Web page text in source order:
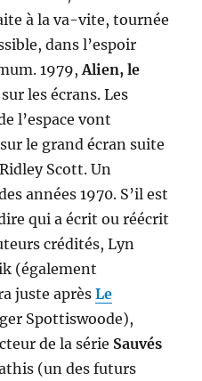
à la va-vite, tournée
dans l’espoir
1979,Alien, le
les écrans. Les
l’espace vont
le grand écran suite
Scott. Un
années 1970. S’il est
qui a écrit ou réécrit
crédités, Lyn
(également
juste aprèsLe
Spottiswoode),
de la série Sauvés
(un des futurs